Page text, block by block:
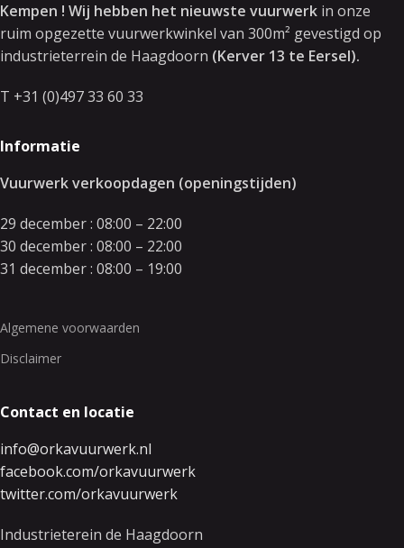
Kempen ! Wij hebben het nieuwste vuurwerk in onze
ruim opgezette vuurwerkwinkel van 300m² gevestigd op
industrieterrein de Haagdoorn (Kerver 13 te Eersel).
T +31 (0)497 33 60 33
Informatie
Vuurwerk verkoopdagen (openingstijden)
29 december : 08:00 – 22:00
30 december : 08:00 – 22:00
31 december : 08:00 – 19:00
Algemene voorwaarden
Disclaimer
Contact en locatie
info@orkavuurwerk.nl
facebook.com/orkavuurwerk
twitter.com/orkavuurwerk
Industrieterein de Haagdoorn